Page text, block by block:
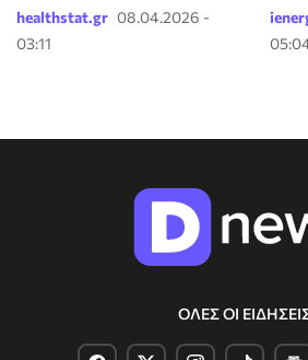
healthstat.gr 08.04.2026 -
03:11
ΟΛΕΣ ΟΙ